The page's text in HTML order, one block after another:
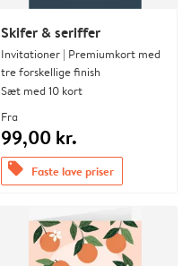
Skifer & seriffer
Invitationer | Premiumkort med
tre forskellige finish
Sæt med 10 kort
Fra
99,00 kr.
offers Faste lave priser